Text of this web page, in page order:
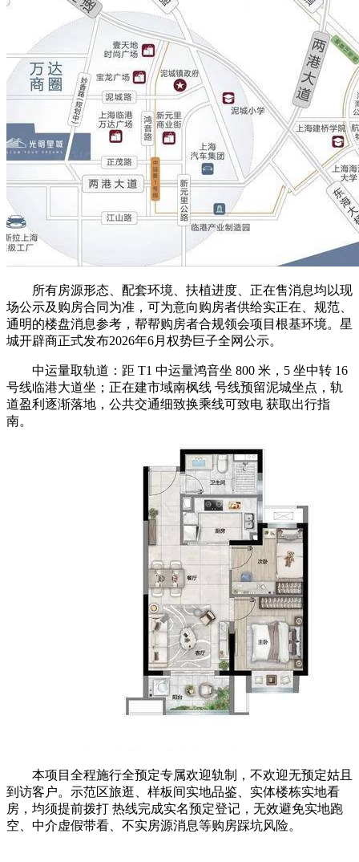
所有房源形态、配套环境、扶植进度、正在售消息均以现
场公示及购房合同为准，可为意向购房者供给实正在、规范、
通明的楼盘消息参考，帮帮购房者合规领会项目根基环境。星
城开辟商正式发布2026年6月权势巨子全网公示。
中运量取轨道：距 T1 中运量鸿音坐 800 米，5 坐中转 16
号线临港大道坐；正在建市域南枫线 号线预留泥城坐点，轨
道盈利逐渐落地，公共交通细致换乘线可致电 获取出行指
南。
本项目全程施行全预定专属欢迎轨制，不欢迎无预定姑且
到访客户。示范区旅逛、样板间实地品鉴、实体楼栋实地看
房，均须提前拨打 热线完成实名预定登记，无效避免实地跑
空、中介虚假带看、不实房源消息等购房踩坑风险。